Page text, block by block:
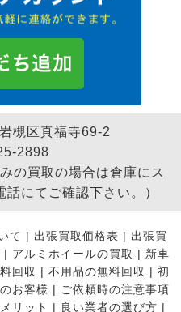
槻区真福寺69-2
2898
の買取の場合は倉庫にス
にてご確認下さい。）
て | 出張買取価格表 | 出張買
| アルミホイールの買取 | 新車
回収 | 不用品の無料回収 | 初
お客様 | ご依頼時の注意事項
リット | 良い業者の選び方 |